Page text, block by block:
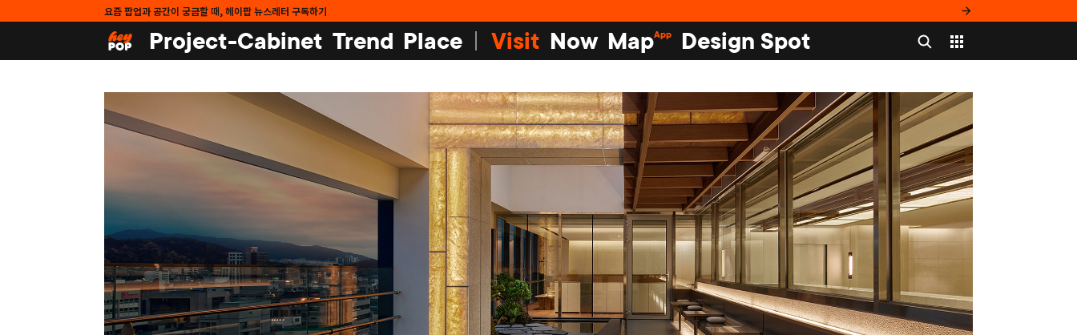
요즘 팝업과 공간이 궁금할 때, 헤이팝 뉴스레터 구독하기
Project-Cabinet Trend Place Visit Now MapApp Design Spot